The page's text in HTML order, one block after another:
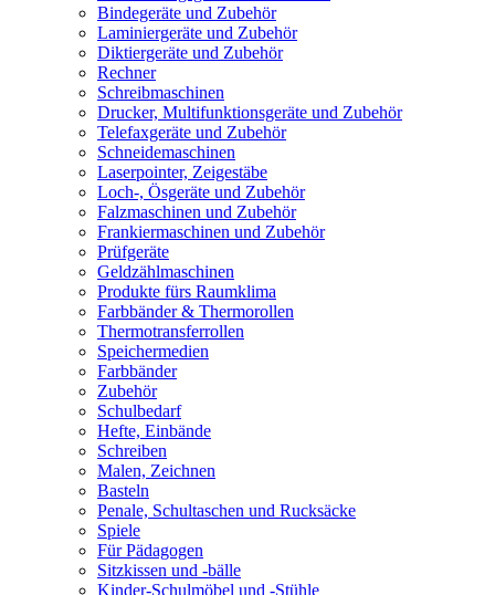
Bindegeräte und Zubehör
Laminiergeräte und Zubehör
Diktiergeräte und Zubehör
Rechner
Schreibmaschinen
Drucker, Multifunktionsgeräte und Zubehör
Telefaxgeräte und Zubehör
Schneidemaschinen
Laserpointer, Zeigestäbe
Loch-, Ösgeräte und Zubehör
Falzmaschinen und Zubehör
Frankiermaschinen und Zubehör
Prüfgeräte
Geldzählmaschinen
Produkte fürs Raumklima
Farbbänder & Thermorollen
Thermotransferrollen
Speichermedien
Farbbänder
Zubehör
Schulbedarf
Hefte, Einbände
Schreiben
Malen, Zeichnen
Basteln
Penale, Schultaschen und Rucksäcke
Spiele
Für Pädagogen
Sitzkissen und -bälle
Kinder-Schulmöbel und -Stühle